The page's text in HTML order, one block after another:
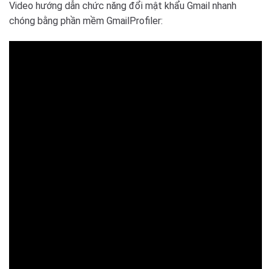
Video hướng dẫn chức năng đổi mật khẩu Gmail nhanh
chóng bằng phần mềm GmailProfiler: